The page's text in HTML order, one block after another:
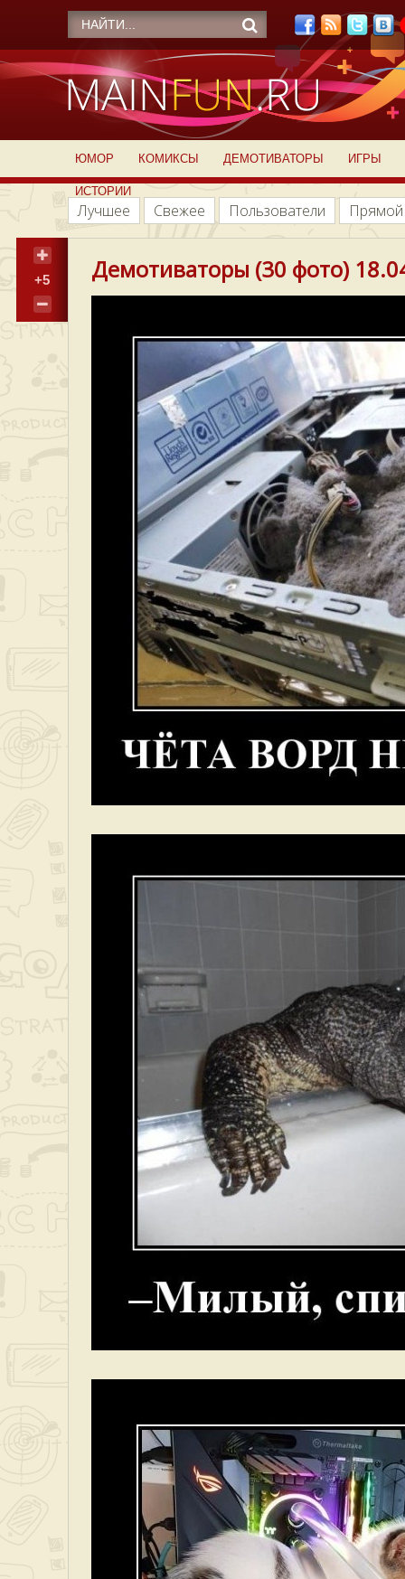
ЮМОР КОМИКСЫ ДЕМОТИВАТОРЫ ИГРЫ
ИСТОРИИ
Лучшее Свежее Пользователи
+5 Демотиваторы (30 фото)